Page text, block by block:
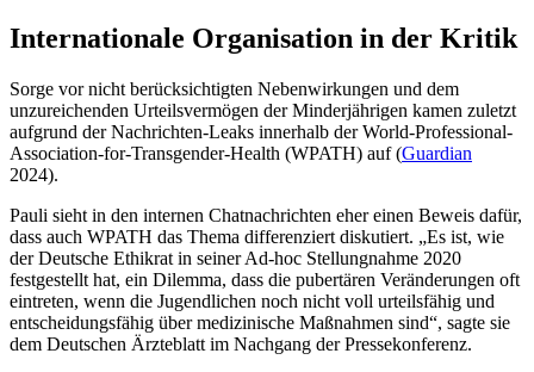
Internationale Organisation in der Kritik
Sorge vor nicht berücksichtigten Nebenwirkungen und dem
unzureichenden Urteilsvermögen der Minderjäh­ri­gen kamen zuletzt
aufgrund der Nachrichten-Leaks innerhalb der World-Professional-
Association-for-Trans­gender-Health (WPATH) auf (Guardian
2024).
Pauli sieht in den internen Chatnachrichten eher einen Beweis dafür,
dass auch WPATH das Thema differen­ziert diskutiert. „Es ist, wie
der Deutsche Ethikrat in seiner Ad-hoc Stellungnahme 2020
festgestellt hat, ein Dilemma, dass die pubertären Veränderungen oft
eintreten, wenn die Jugendlichen noch nicht voll urteils­fähig und
entscheidungsfähig über medizinische Maßnahmen sind“, sagte sie
dem Deutschen Ärzteblatt im Nachgang der Pressekonferenz.